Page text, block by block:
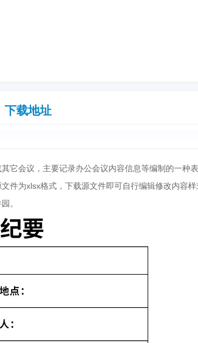
下载地址
它会议，主要记录办公会议内容信息等编制的一种
件为xlsx格式，下载源文件即可自行编辑修改内容
。